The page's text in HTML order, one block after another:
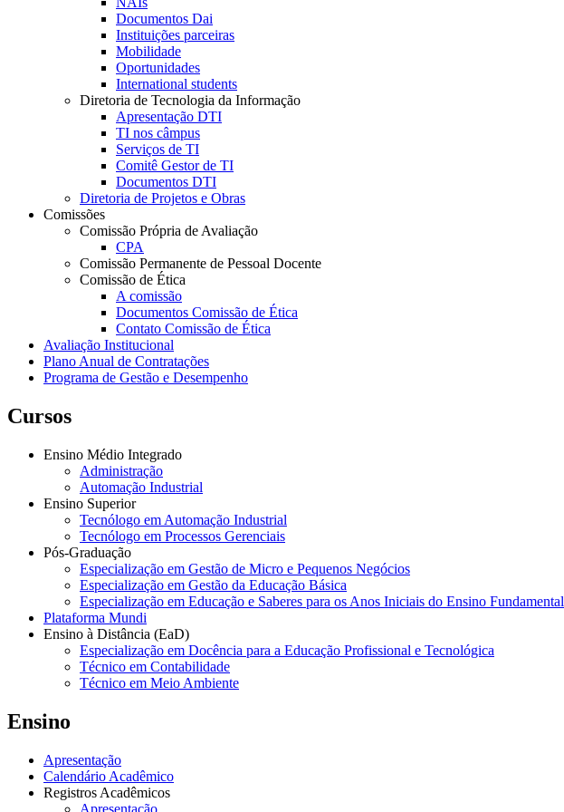
Documentos Dai
Instituições parceiras
Mobilidade
Oportunidades
International students
Diretoria de Tecnologia da Informação
Apresentação DTI
TI nos câmpus
Serviços de TI
Comitê Gestor de TI
Documentos DTI
Diretoria de Projetos e Obras
Comissões
Comissão Própria de Avaliação
CPA
Comissão Permanente de Pessoal Docente
Comissão de Ética
A comissão
Documentos Comissão de Ética
Contato Comissão de Ética
Avaliação Institucional
Plano Anual de Contratações
Programa de Gestão e Desempenho
Cursos
Ensino Médio Integrado
Administração
Automação Industrial
Ensino Superior
Tecnólogo em Automação Industrial
Tecnólogo em Processos Gerenciais
Pós-Graduação
Especialização em Gestão de Micro e Pequenos Negócios
Especialização em Gestão da Educação Básica
Especialização em Educação e Saberes para os Anos Iniciais do Ensino Fundamental
Plataforma Mundi
Ensino à Distância (EaD)
Especialização em Docência para a Educação Profissional e Tecnológica
Técnico em Contabilidade
Técnico em Meio Ambiente
Ensino
Apresentação
Calendário Acadêmico
Registros Acadêmicos
Apresentação